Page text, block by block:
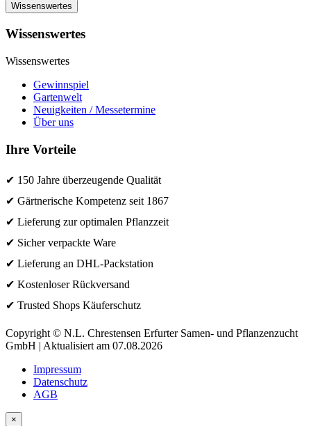
Wissenswertes
Wissenswertes
Wissenswertes
Gewinnspiel
Gartenwelt
Neuigkeiten / Messetermine
Über uns
Ihre Vorteile
✔ 150 Jahre überzeugende Qualität
✔ Gärtnerische Kompetenz seit 1867
✔ Lieferung zur optimalen Pflanzzeit
✔ Sicher verpackte Ware
✔ Lieferung an DHL-Packstation
✔ Kostenloser Rückversand
✔ Trusted Shops Käuferschutz
Copyright © N.L. Chrestensen Erfurter Samen- und Pflanzenzucht
GmbH | Aktualisiert am 07.08.2026
Impressum
Datenschutz
AGB
×